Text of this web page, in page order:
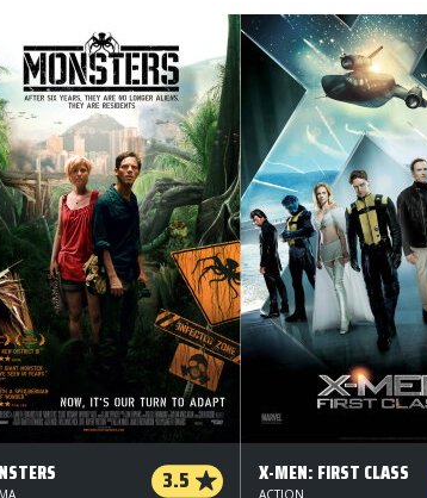
3.5 X-MEN: FIRST CLASS
ACTION